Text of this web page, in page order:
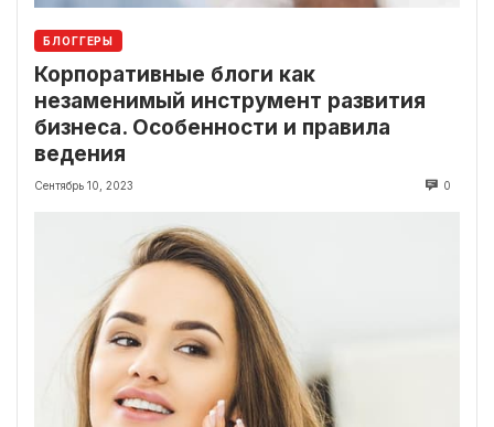
БЛОГГЕРЫ
Корпоративные блоги как
незаменимый инструмент развития
бизнеса. Особенности и правила
ведения
Сентябрь 10, 2023 0